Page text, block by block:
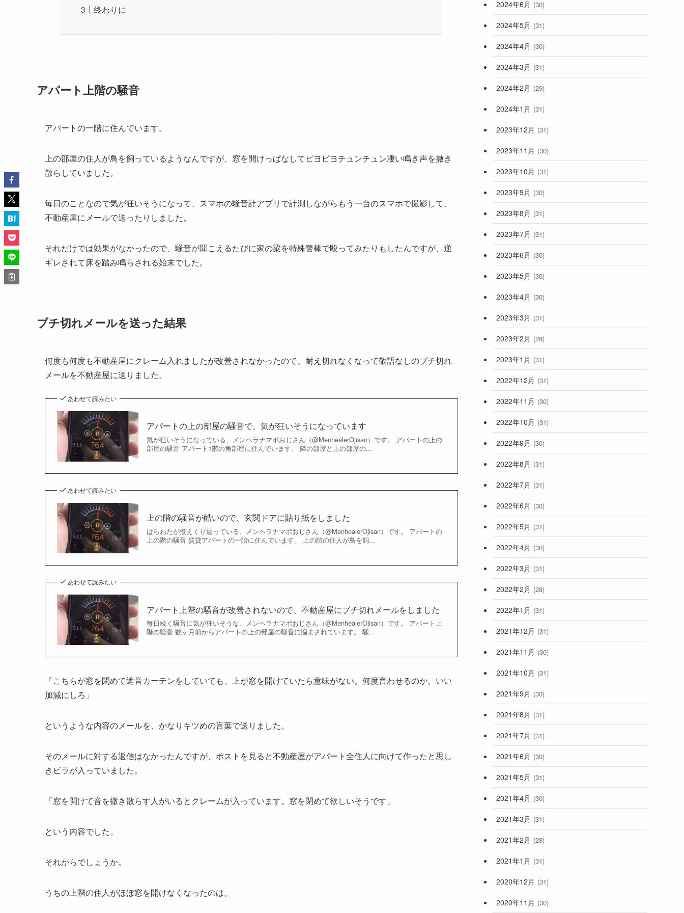
終わりに
アパート上階の騒音
アパートの一階に住んでいます。
上の部屋の住人が鳥を飼っているようなんですが、窓を開けっぱなしてピヨピヨチュンチュン凄い鳴き声を撒き
散らしていました。
毎日のことなので気が狂いそうになって、スマホの騒音計アプリで計測しながらもう一台のスマホで撮影して、
不動産屋にメールで送ったりしました。
それだけでは効果がなかったので、騒音が聞こえるたびに家の梁を特殊警棒で殴ってみたりもしたんですが、逆
ギレされて床を踏み鳴らされる始末でした。
ブチ切れメールを送った結果
何度も何度も不動産屋にクレーム入れましたが改善されなかったので、耐え切れなくなって敬語なしのブチ切れ
メールを不動産屋に送りました。
あわせて読みたい
アパートの上の部屋の騒音で、気が狂いそうになっています
気が狂いそうになっている、メンヘラナマポおじさん（@MenhealerOjisan）です。 アパートの上の
部屋の騒音 アパート1階の角部屋に住んでいます。 隣の部屋と上の部屋の...
あわせて読みたい
上の階の騒音が酷いので、玄関ドアに貼り紙をしました
はらわたが煮えくり返っている、メンヘラナマポおじさん（@MenhealerOjisan）です。 アパートの
上の階の騒音 賃貸アパートの一階に住んでいます。 上の階の住人が鳥を飼...
あわせて読みたい
アパート上階の騒音が改善されないので、不動産屋にブチ切れメールをしました
毎日続く騒音に気が狂いそうな、メンヘラナマポおじさん（@MenhealerOjisan）です。 アパート上
階の騒音 数ヶ月前からアパートの上の部屋の騒音に悩まされています。 騒...
「こちらが窓を閉めて遮音カーテンをしていても、上が窓を開けていたら意味がない。何度言わせるのか。いい
加減にしろ」
というような内容のメールを、かなりキツめの言葉で送りました。
そのメールに対する返信はなかったんですが、ポストを見ると不動産屋がアパート全住人に向けて作ったと思し
きビラが入っていました。
「窓を開けて音を撒き散らす人がいるとクレームが入っています。窓を閉めて欲しいそうです」
という内容でした。
それからでしょうか。
うちの上階の住人がほぼ窓を開けなくなったのは。
2024年6月 (30)
2024年5月 (31)
2024年4月 (30)
2024年3月 (31)
2024年2月 (29)
2024年1月 (31)
2023年12月 (31)
2023年11月 (30)
2023年10月 (31)
2023年9月 (30)
2023年8月 (31)
2023年7月 (31)
2023年6月 (30)
2023年5月 (30)
2023年4月 (30)
2023年3月 (31)
2023年2月 (28)
2023年1月 (31)
2022年12月 (31)
2022年11月 (30)
2022年10月 (31)
2022年9月 (30)
2022年8月 (31)
2022年7月 (31)
2022年6月 (30)
2022年5月 (31)
2022年4月 (30)
2022年3月 (31)
2022年2月 (28)
2022年1月 (31)
2021年12月 (31)
2021年11月 (30)
2021年10月 (31)
2021年9月 (30)
2021年8月 (31)
2021年7月 (31)
2021年6月 (30)
2021年5月 (31)
2021年4月 (30)
2021年3月 (31)
2021年2月 (28)
2021年1月 (31)
2020年12月 (31)
2020年11月 (30)